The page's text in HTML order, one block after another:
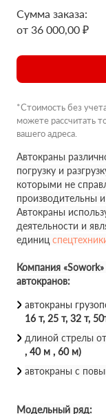
Сумма заказа:
от 36 000,00 ₽
*Стоимость без
можете рассчитать
вашего адреса.
Автокраны
погрузку и
которыми не
производительны
Автокраны
деятельности и
единиц
Компания
автокранов:
автокраны
16 т, 25 т, 32 т,
длиной стрелы
, 40 м , 60 м)
автокраны с
Модельный ряд: